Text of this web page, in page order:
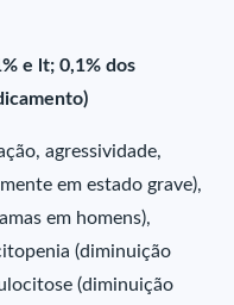
e lt; 0,1% dos
agressividade,
em estado grave),
em homens),
(diminuição
(diminuição